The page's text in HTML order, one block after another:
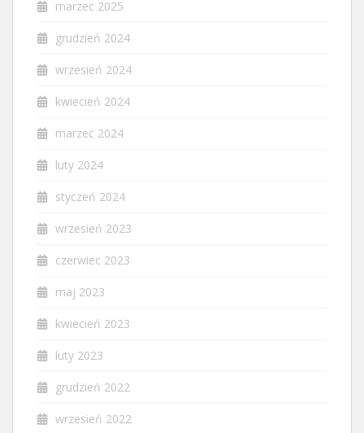
marzec 2025
grudzień 2024
wrzesień 2024
kwiecień 2024
marzec 2024
luty 2024
styczeń 2024
wrzesień 2023
czerwiec 2023
maj 2023
kwiecień 2023
luty 2023
grudzień 2022
wrzesień 2022